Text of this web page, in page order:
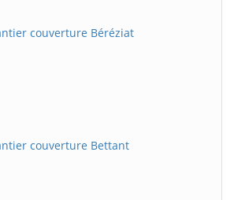
couverture Béréziat
couverture Bettant